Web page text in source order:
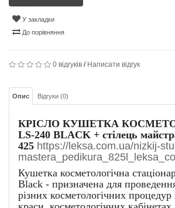
У закладки
До порівняння
0 відгуків / Написати відгук
Опис Відгуки (0)
КРІСЛО КУШЕТКА
LS-240 BLACK + стілець
425 https://leksa.com.ua/nizkij-
Кушетка косметологічна
Black - призначена для
різних косметологічних